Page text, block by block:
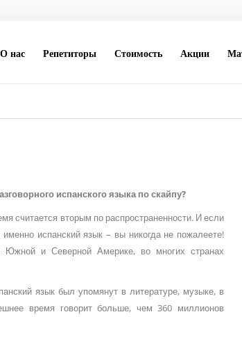
О нас Репетиторы Стоимость Акции
испанского языка по скайпу?
считается вторым по распространенности. И если
испанский язык – вы никогда не пожалеете!
Южной и Северной Америке, во многих странах
язык был упомянут в литературе, музыке, в
время говорит больше, чем 360 миллионов